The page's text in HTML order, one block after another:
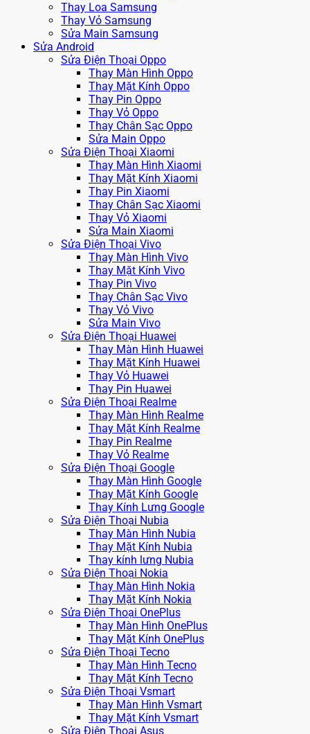
Thay Loa Samsung
Thay Vỏ Samsung
Sửa Main Samsung
Sửa Android
Sửa Điện Thoại Oppo
Thay Màn Hình Oppo
Thay Mặt Kính Oppo
Thay Pin Oppo
Thay Vỏ Oppo
Thay Chân Sạc Oppo
Sửa Main Oppo
Sửa Điện Thoại Xiaomi
Thay Màn Hình Xiaomi
Thay Mặt Kính Xiaomi
Thay Pin Xiaomi
Thay Chân Sạc Xiaomi
Thay Vỏ Xiaomi
Sửa Main Xiaomi
Sửa Điện Thoại Vivo
Thay Màn Hình Vivo
Thay Mặt Kính Vivo
Thay Pin Vivo
Thay Chân Sạc Vivo
Thay Vỏ Vivo
Sửa Main Vivo
Sửa Điện Thoại Huawei
Thay Màn Hình Huawei
Thay Mặt Kính Huawei
Thay Vỏ Huawei
Thay Pin Huawei
Sửa Điện Thoại Realme
Thay Màn Hình Realme
Thay Mặt Kính Realme
Thay Pin Realme
Thay Vỏ Realme
Sửa Điện Thoại Google
Thay Màn Hình Google
Thay Mặt Kính Google
Thay Kính Lưng Google
Sửa Điện Thoại Nubia
Thay Màn Hình Nubia
Thay Mặt Kính Nubia
Thay kính lưng Nubia
Sửa Điện Thoại Nokia
Thay Màn Hình Nokia
Thay Mặt Kính Nokia
Sửa Điện Thoại OnePlus
Thay Màn Hình OnePlus
Thay Mặt Kính OnePlus
Sửa Điện Thoại Tecno
Thay Màn Hình Tecno
Thay Mặt Kính Tecno
Sửa Điện Thoại Vsmart
Thay Màn Hình Vsmart
Thay Mặt Kính Vsmart
Sửa Điện Thoại Asus